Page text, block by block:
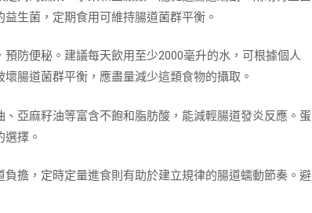
生菌，定期食用可維持腸道菌群平衡。
防便秘。建議每天飲用至少2000毫升的水，可根據個人
腸道菌群平衡，應盡量減少這類食物的攝取。
亞麻籽油等富含不飽和脂肪酸，能減輕腸道發炎反應。蛋
擇。
擔，定時定量進食則有助於建立規律的腸道蠕動節奏。避